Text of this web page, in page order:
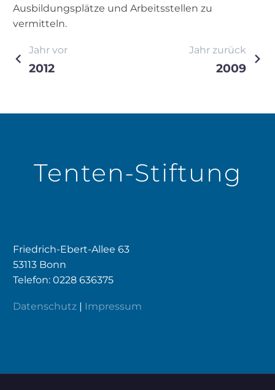
Ausbildungsplätze und Arbeitsstellen zu
vermitteln.
Beitragsnavigation
Jahr vor
2012
Jahr zurück
2009
Tenten-Stiftung
Friedrich-Ebert-Allee 63
53113 Bonn
Telefon: 0228 636375
Datenschutz | Impressum